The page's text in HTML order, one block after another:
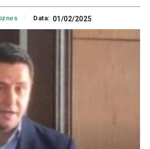
Data: 01/02/2025